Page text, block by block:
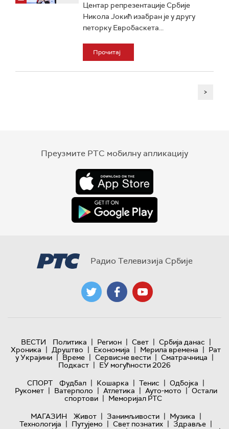
Центар репрезентације Србије
Никола Јокић изабран је у другу
петорку Евробаскета...
Прочитај
>
Преузмите РТС мобилну апликацију
Радио Телевизија Србије
ВЕСТИ Политика | Регион | Свет | Србија данас |
Хроника | Друштво | Економија | Мерила времена | Рат
у Украјини | Време | Сервисне вести | Сматрачница |
Подкаст | ЕУ могућности 2026
СПОРТ
Фудбал | Кошарка | Тенис | Одбојка |
Рукомет | Ватерполо | Атлетика | Ауто-мото | Остали
спортови | Меморијал РТС
МАГАЗИН
Живот | Занимљивости | Музика |
Технологијa | Путујемо | Свет познатих | Здравље |